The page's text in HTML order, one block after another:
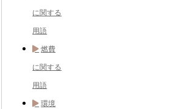
に関する
用語
燃費
に関する
用語
環境